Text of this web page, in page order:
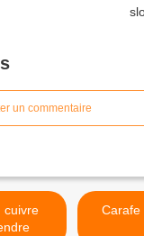
un commentaire